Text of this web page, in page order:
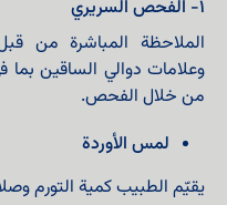
١- الفحص السريري
الملاحظة المباشرة من
وعلامات دوالي الساقين بما
من خلال الفحص.
لمس الأوردة
يقيّم الطبيب كمية التورم